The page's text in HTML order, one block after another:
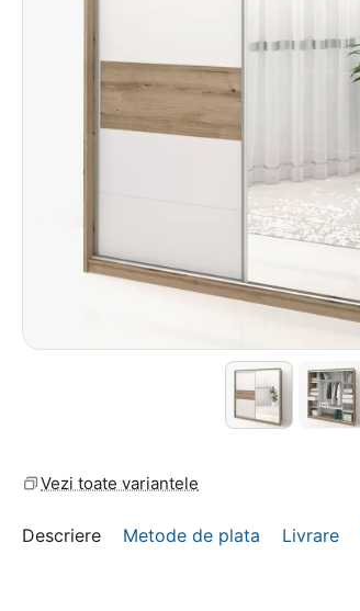
Vezi toate variantele
Descriere Metode de plata Livrare